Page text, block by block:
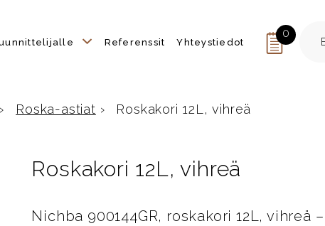
Referenssit Yhteystiedot
0
› Roska-astiat › Roskakori 12L, vihreä
Roskakori 12L, vihreä
Nichba 900144GR, roskakori 12L, vihreä